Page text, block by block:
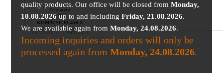
quality products. Our office will be closed fromMonday,
10.08.2026up to and includingFriday, 21.08.2026.
We are available again fromMonday, 24.08.2026.
Incoming inquiries and orders will only be
processed again fromMonday, 24.08.2026.
Fahrmotor
für
KOMATSU PC45R-8
2115,82€ 1949,22€